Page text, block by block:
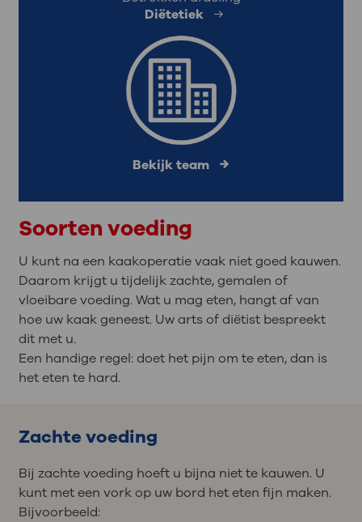
Diëtetiek
Bekijk team
Soorten voeding
U kunt na een kaakoperatie vaak niet goed kauwen.
Daarom krijgt u tijdelijk zachte, gemalen of
vloeibare voeding. Wat u mag eten, hangt af van
hoe uw kaak geneest. Uw arts of diëtist bespreekt
dit met u.
Een handige regel: doet het pijn om te eten, dan is
het eten te hard.
Zachte voeding
Bij zachte voeding hoeft u bijna niet te kauwen. U
kunt met een vork op uw bord het eten fijn maken.
Bijvoorbeeld: